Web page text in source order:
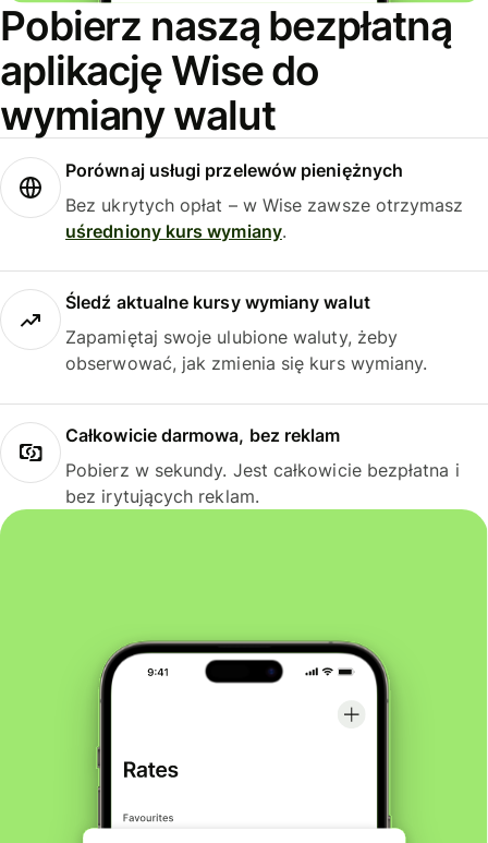
Pobierz naszą bezpłatną
aplikację Wise do
wymiany walut
Porównaj usługi przelewów pieniężnych
Bez ukrytych opłat – w Wise zawsze otrzymasz
uśredniony kurs wymiany.
Śledź aktualne kursy wymiany walut
Zapamiętaj swoje ulubione waluty, żeby
obserwować, jak zmienia się kurs wymiany.
Całkowicie darmowa, bez reklam
Pobierz w sekundy. Jest całkowicie bezpłatna i
bez irytujących reklam.